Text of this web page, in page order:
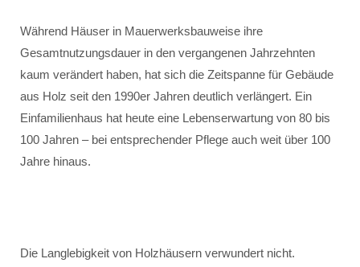
Während Häuser in Mauerwerksbauweise ihre
Gesamtnutzungsdauer in den vergangenen Jahrzehnten
kaum verändert haben, hat sich die Zeitspanne für Gebäude
aus Holz seit den 1990er Jahren deutlich verlängert. Ein
Einfamilienhaus hat heute eine Lebenserwartung von 80 bis
100 Jahren – bei entsprechender Pflege auch weit über 100
Jahre hinaus.
Die Langlebigkeit von Holzhäusern verwundert nicht.